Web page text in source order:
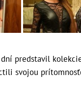
predstavil
svojou